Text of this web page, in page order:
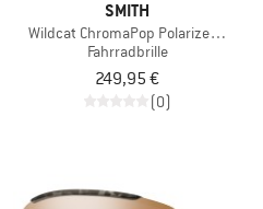
SMITH
Wildcat ChromaPop Polarized Mirror
Fahrradbrille
249,95 €
(0)